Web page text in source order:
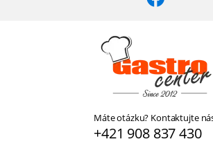
Máte otázku? Kontaktujte
+421 908 837 430